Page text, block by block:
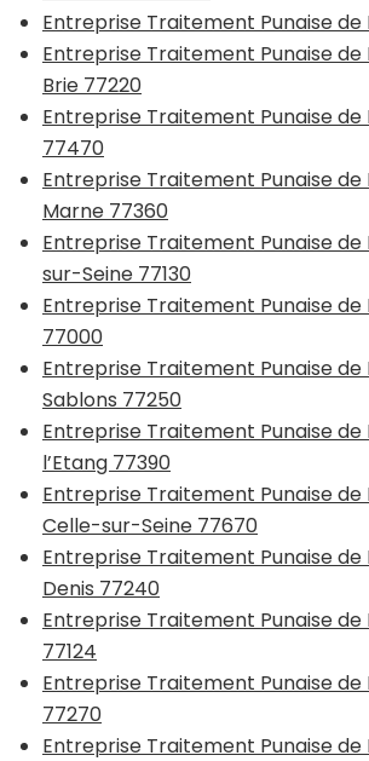
Entreprise Traitement Punaise de
Entreprise Traitement Punaise
Brie 77220
Entreprise Traitement Punaise de
77470
Entreprise Traitement Punaise de
Marne 77360
Entreprise Traitement Punaise de
sur-Seine 77130
Entreprise Traitement Punaise de
77000
Entreprise Traitement Punaise de
Sablons 77250
Entreprise Traitement Punaise de
l’Etang 77390
Entreprise Traitement Punaise
Celle-sur-Seine 77670
Entreprise Traitement Punaise
Denis 77240
Entreprise Traitement Punaise de
77124
Entreprise Traitement Punaise de
77270
Entreprise Traitement Punaise de